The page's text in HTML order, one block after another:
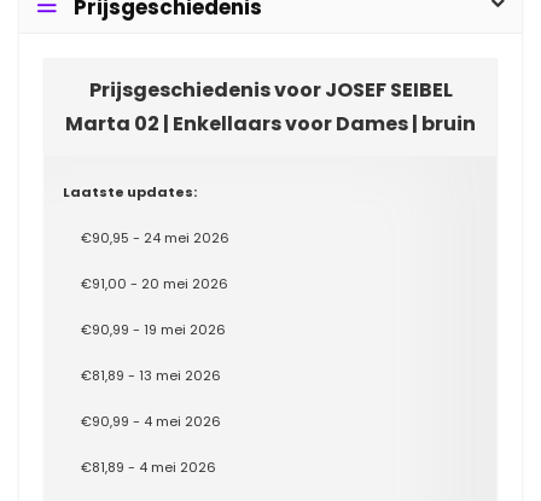
Prijsgeschiedenis
Prijsgeschiedenis voor JOSEF SEIBEL
Marta 02 | Enkellaars voor Dames | bruin
Laatste updates:
€90,95 - 24 mei 2026
€91,00 - 20 mei 2026
€90,99 - 19 mei 2026
€81,89 - 13 mei 2026
€90,99 - 4 mei 2026
€81,89 - 4 mei 2026